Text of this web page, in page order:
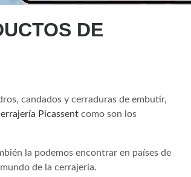
DE
candados y cerraduras de embutir,
Picassent como son los
la podemos encontrar en países de
de la cerrajería.